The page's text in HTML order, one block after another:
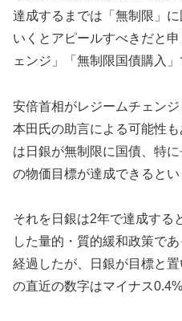
達成するまでは「無制限」
いくとアピールすべきだと
ェンジ」「無制限国債購入」
安倍首相がレジームチェン
本田氏の助言による可能性
は日銀が無制限に国債、特
の物価目標が達成できるとい
それを日銀は2年で達成する
した量的・質的緩和政策で
経過したが、日銀が目標と
の直近の数字はマイナス